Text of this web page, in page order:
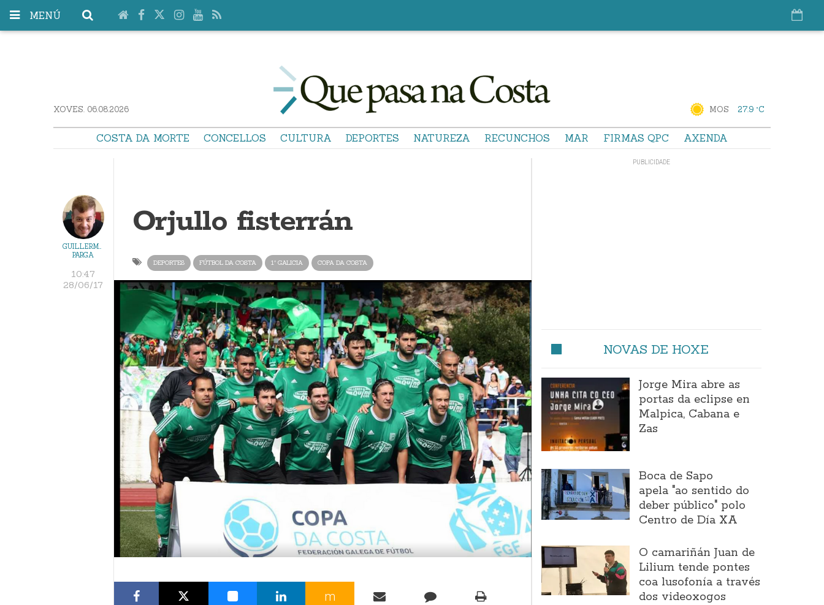
MENÚ
XOVES. 06.08.2026 MOS 27.9 °C
COSTA DA MORTE CONCELLOS CULTURA DEPORTES NATUREZA RECUNCHOS MAR FIRMAS QPC AXENDA
GUILLERMO
PARGA
10:47
28/06/17
Orjullo fisterrán
DEPORTES FÚTBOL DA COSTA 1ª GALICIA COPA DA COSTA
m
NOVAS DE HOXE
Jorge Mira abre as
portas da eclipse en
Malpica, Cabana e
Zas
Boca de Sapo
apela "ao sentido do
deber público" polo
Centro de Día XA
O camariñán Juan de
Lilium tende pontes
coa lusofonía a través
dos videoxogos